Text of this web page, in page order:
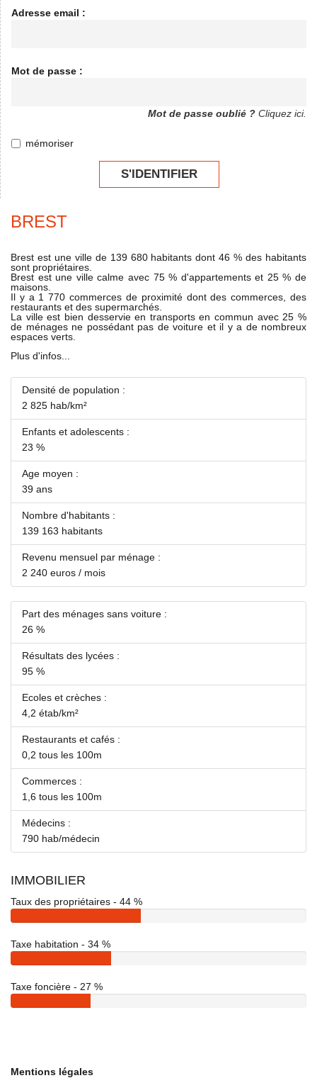
Adresse email :
Mot de passe :
Mot de passe oublié ? Cliquez ici.
mémoriser
S'IDENTIFIER
BREST
Brest est une ville de 139 680 habitants dont 46 % des habitants
sont propriétaires.
Brest est une ville calme avec 75 % d'appartements et 25 % de
maisons.
Il y a 1 770 commerces de proximité dont des commerces, des
restaurants et des supermarchés.
La ville est bien desservie en transports en commun avec 25 %
de ménages ne possédant pas de voiture et il y a de nombreux
espaces verts.
Plus d'infos...
Densité de population :
2 825 hab/km²
Enfants et adolescents :
23 %
Age moyen :
39 ans
Nombre d'habitants :
139 163 habitants
Revenu mensuel par ménage :
2 240 euros / mois
Part des ménages sans voiture :
26 %
Résultats des lycées :
95 %
Ecoles et crèches :
4,2 étab/km²
Restaurants et cafés :
0,2 tous les 100m
Commerces :
1,6 tous les 100m
Médecins :
790 hab/médecin
IMMOBILIER
Taux des propriétaires - 44 %
Taxe habitation - 34 %
Taxe foncière - 27 %
Mentions légales